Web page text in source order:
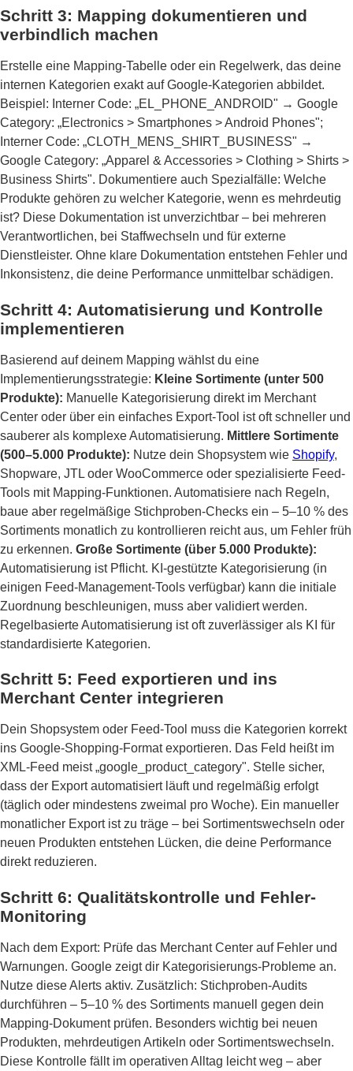
Schritt 3: Mapping dokumentieren und
verbindlich machen
Erstelle eine Mapping-Tabelle oder ein Regelwerk, das deine
internen Kategorien exakt auf Google-Kategorien abbildet.
Beispiel: Interner Code: „EL_PHONE_ANDROID" → Google
Category: „Electronics > Smartphones > Android Phones";
Interner Code: „CLOTH_MENS_SHIRT_BUSINESS" →
Google Category: „Apparel & Accessories > Clothing > Shirts >
Business Shirts". Dokumentiere auch Spezialfälle: Welche
Produkte gehören zu welcher Kategorie, wenn es mehrdeutig
ist? Diese Dokumentation ist unverzichtbar – bei mehreren
Verantwortlichen, bei Staffwechseln und für externe
Dienstleister. Ohne klare Dokumentation entstehen Fehler und
Inkonsistenz, die deine Performance unmittelbar schädigen.
Schritt 4: Automatisierung und Kontrolle
implementieren
Basierend auf deinem Mapping wählst du eine
Implementierungsstrategie: Kleine Sortimente (unter 500
Produkte): Manuelle Kategorisierung direkt im Merchant
Center oder über ein einfaches Export-Tool ist oft schneller und
sauberer als komplexe Automatisierung. Mittlere Sortimente
(500–5.000 Produkte): Nutze dein Shopsystem wie Shopify,
Shopware, JTL oder WooCommerce oder spezialisierte Feed-
Tools mit Mapping-Funktionen. Automatisiere nach Regeln,
baue aber regelmäßige Stichproben-Checks ein – 5–10 % des
Sortiments monatlich zu kontrollieren reicht aus, um Fehler früh
zu erkennen. Große Sortimente (über 5.000 Produkte):
Automatisierung ist Pflicht. KI-gestützte Kategorisierung (in
einigen Feed-Management-Tools verfügbar) kann die initiale
Zuordnung beschleunigen, muss aber validiert werden.
Regelbasierte Automatisierung ist oft zuverlässiger als KI für
standardisierte Kategorien.
Schritt 5: Feed exportieren und ins
Merchant Center integrieren
Dein Shopsystem oder Feed-Tool muss die Kategorien korrekt
ins Google-Shopping-Format exportieren. Das Feld heißt im
XML-Feed meist „google_product_category". Stelle sicher,
dass der Export automatisiert läuft und regelmäßig erfolgt
(täglich oder mindestens zweimal pro Woche). Ein manueller
monatlicher Export ist zu träge – bei Sortimentswechseln oder
neuen Produkten entstehen Lücken, die deine Performance
direkt reduzieren.
Schritt 6: Qualitätskontrolle und Fehler-
Monitoring
Nach dem Export: Prüfe das Merchant Center auf Fehler und
Warnungen. Google zeigt dir Kategorisierungs-Probleme an.
Nutze diese Alerts aktiv. Zusätzlich: Stichproben-Audits
durchführen – 5–10 % des Sortiments manuell gegen dein
Mapping-Dokument prüfen. Besonders wichtig bei neuen
Produkten, mehrdeutigen Artikeln oder Sortimentswechseln.
Diese Kontrolle fällt im operativen Alltag leicht weg – aber